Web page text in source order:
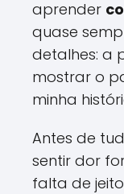
aprender
quase
detalhes: a
mostrar o
minha
Antes de
sentir dor
falta de